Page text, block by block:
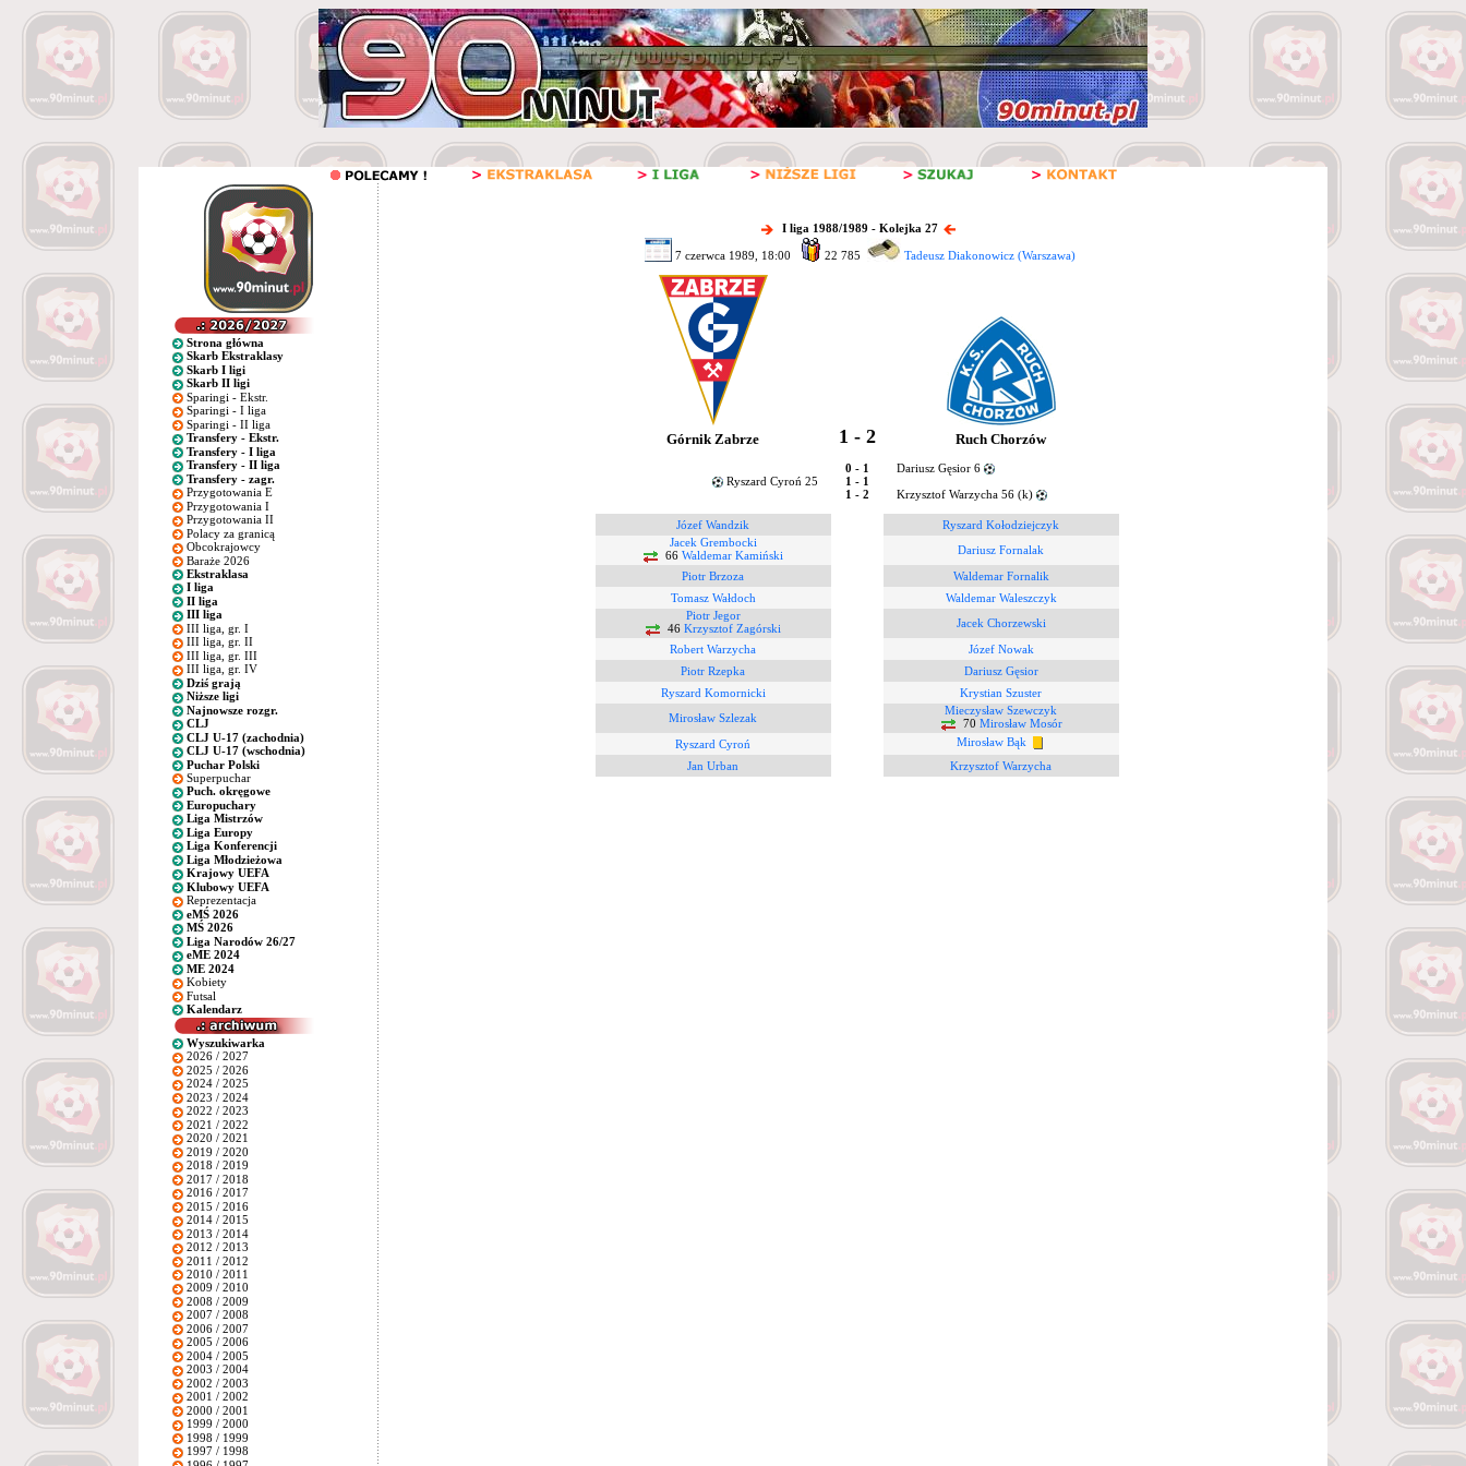
Strona główna
Skarb Ekstraklasy
Skarb I ligi
Skarb II ligi
Sparingi - Ekstr.
Sparingi - I liga
Sparingi - II liga
Transfery - Ekstr.
Transfery - I liga
Transfery - II liga
Transfery - zagr.
Przygotowania E
Przygotowania I
Przygotowania II
Polacy za granicą
Obcokrajowcy
Baraże 2026
Ekstraklasa
I liga
II liga
III liga
III liga, gr. I
III liga, gr. II
III liga, gr. III
III liga, gr. IV
Dziś grają
Niższe ligi
Najnowsze rozgr.
CLJ
CLJ U-17 (zachodnia)
CLJ U-17 (wschodnia)
Puchar Polski
Superpuchar
Puch. okręgowe
Europuchary
Liga Mistrzów
Liga Europy
Liga Konferencji
Liga Młodzieżowa
Krajowy UEFA
Klubowy UEFA
Reprezentacja
eMŚ 2026
MŚ 2026
Liga Narodów 26/27
eME 2024
ME 2024
Kobiety
Futsal
Kalendarz
Wyszukiwarka
2026 / 2027
2025 / 2026
2024 / 2025
2023 / 2024
2022 / 2023
2021 / 2022
2020 / 2021
2019 / 2020
2018 / 2019
2017 / 2018
2016 / 2017
2015 / 2016
2014 / 2015
2013 / 2014
2012 / 2013
2011 / 2012
2010 / 2011
2009 / 2010
2008 / 2009
2007 / 2008
2006 / 2007
2005 / 2006
2004 / 2005
2003 / 2004
2002 / 2003
2001 / 2002
2000 / 2001
1999 / 2000
1998 / 1999
1997 / 1998
I liga 1988/1989 - Kolejka 27
7 czerwca 1989, 18:00 22 785 Tadeusz Diakonowicz (Warszawa)
Górnik Zabrze 1 - 2 Ruch Chorzów
0 - 1
Dariusz Gęsior 6
Ryszard Cyroń 25
1 - 1
1 - 2
Krzysztof Warzycha 56 (k)
Józef Wandzik
Ryszard Kołodziejczyk
Jacek Grembocki
66 Waldemar Kamiński
Dariusz Fornalak
Piotr Brzoza
Waldemar Fornalik
Tomasz Wałdoch
Waldemar Waleszczyk
Piotr Jegor
46 Krzysztof Zagórski
Jacek Chorzewski
Robert Warzycha
Józef Nowak
Piotr Rzepka
Dariusz Gęsior
Ryszard Komornicki
Krystian Szuster
Mirosław Szlezak
Mieczysław Szewczyk
70 Mirosław Mosór
Ryszard Cyroń
Mirosław Bąk
Jan Urban
Krzysztof Warzycha